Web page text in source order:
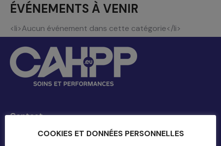
ÉVÉNEMENTS À VENIR
<li>Aucun événement dans cette catégorie</li>
Contact
20-22 rue Richer - 75009 Paris
COOKIES ET DONNÉES PERSONNELLES